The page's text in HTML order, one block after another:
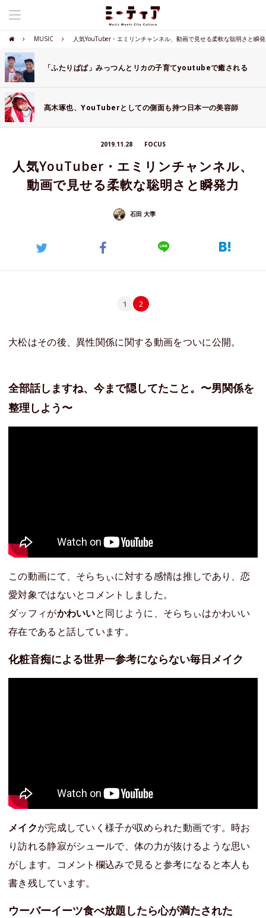
MUSIC 人気YouTuber・エミリンチャンネル、動画で見せる柔軟な聡明さと瞬
「ふたりぱぱ」みっつんとリカの子育てyoutubeで癒される
髙木琢也、YouTuberとしての側面も持つ日本一の美容師
2019.11.28 FOCUS
人気YouTuber・エミリンチャンネル、
動画で見せる柔軟な聡明さと瞬発力
石田 大季
1 2
大松はその後、異性関係に関する動画をついに公開。
全部話しますね、今まで隠してたこと。〜男関係を
整理しよう〜
この動画にて、そらちぃに対する感情は推しであり、恋
愛対象ではないとコメントしました。
ダッフィがかわいいと同じように、そらちぃはかわいい
存在であると話しています。
化粧音痴による世界一参考にならない毎日メイク
メイクが完成していく様子が収められた動画です。時お
り訪れる静寂がシュールで、体の力が抜けるような思い
がします。コメント欄込みで見ると参考になると本人も
書き残しています。
ウーバーイーツ食べ放題したら心が満たされた